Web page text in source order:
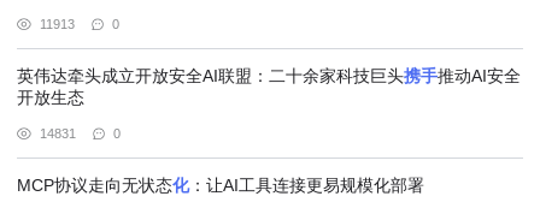
11913 0
英伟达牵头成立开放安全AI联盟：二十余家科技巨头携手推动AI安全
开放生态
14831 0
MCP协议走向无状态化：让AI工具连接更易规模化部署